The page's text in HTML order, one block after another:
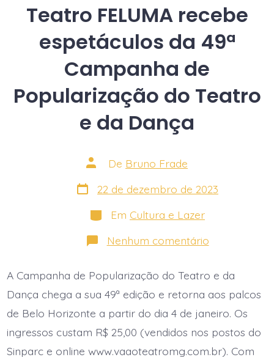
Dança,
no
Feluma
Teatro FELUMA recebe
espetáculos da 49ª
Campanha de
Popularização do Teatro
e da Dança
Autor
do
post
De Bruno Frade
Data
do
22 de dezembro de 2023
Categorias
Em Cultura e Lazer
Nenhum comentárioem
Teatro
recebe
espetáculos
da
49ª
Campanha
Teatro
A Campanha de Popularização do Teatro e da
Dança chega a sua 49ª edição e retorna aos palcos
de Belo Horizonte a partir do dia 4 de janeiro. Os
ingressos custam R$ 25,00 (vendidos nos postos do
Sinparc e online www.vaaoteatromg.com.br). Com